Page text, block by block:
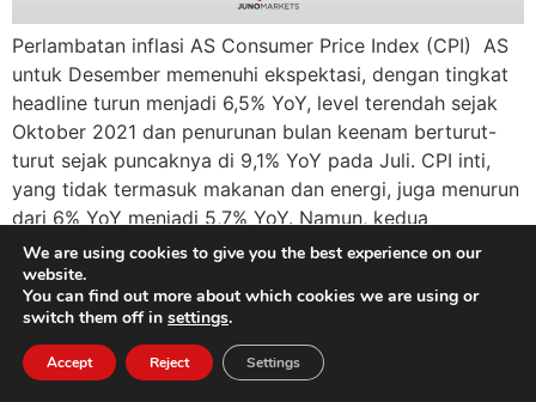
Perlambatan inflasi AS Consumer Price Index (CPI) AS
untuk Desember memenuhi ekspektasi, dengan tingkat
headline turun menjadi 6,5% YoY, level terendah sejak
Oktober 2021 dan penurunan bulan keenam berturut-
turut sejak puncaknya di 9,1% YoY pada Juli. CPI inti,
yang tidak termasuk makanan dan energi, juga menurun
dari 6% YoY menjadi 5,7% YoY. Namun, kedua
pembacaan […]
We are using cookies to give you the best experience on our
website.
You can find out more about which cookies we are using or
switch them off in settings.
Accept Reject Settings